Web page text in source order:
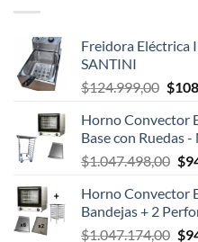
Freidora Eléctrica
SANTINI
$124.999,00 El
era:
$
Horno Convector
Base con Ruedas
$1.047.498,00 El
$
Horno Convector
Bandejas + 2
$1.047.174,00 El
$